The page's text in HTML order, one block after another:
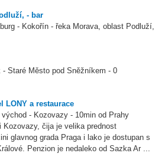
- bar
- Kokořín - řeka Morava, oblast Podluží,
Staré Město pod Sněžníkem - 0
LONY a restaurace
- Kozovazy - 10min od Prahy
Kozovazy, čija je velika prednost
glavnog grada Praga i lako je dostupan s
Penzion je nedaleko od Sazka Ar ...